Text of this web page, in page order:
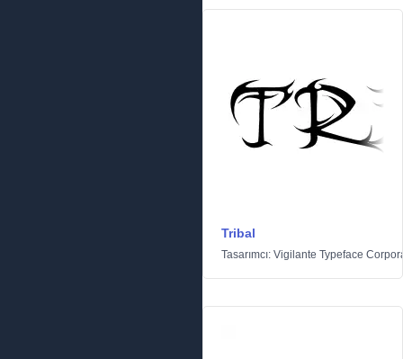
Tribal
Tasarımcı: Vigilante Typeface